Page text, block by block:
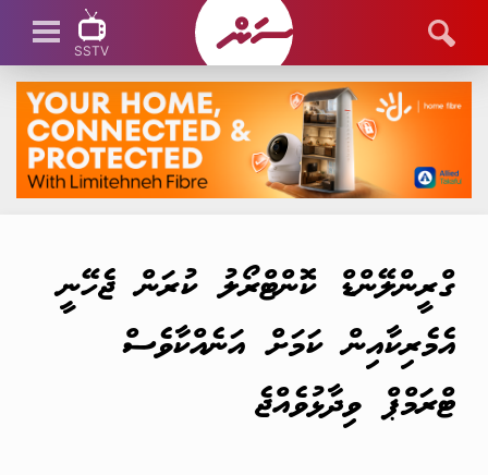
SSTV
SSTV LIVE
ގްރީންލޭންޑް ކޮންޓްރޯލު ކުރަން ޖެހޭނީ
އެމެރިކާއިން ކަމަށް އަނެއްކާވެސް
ޓްރަމްޕް ވިދާޅުވެއްޖެ